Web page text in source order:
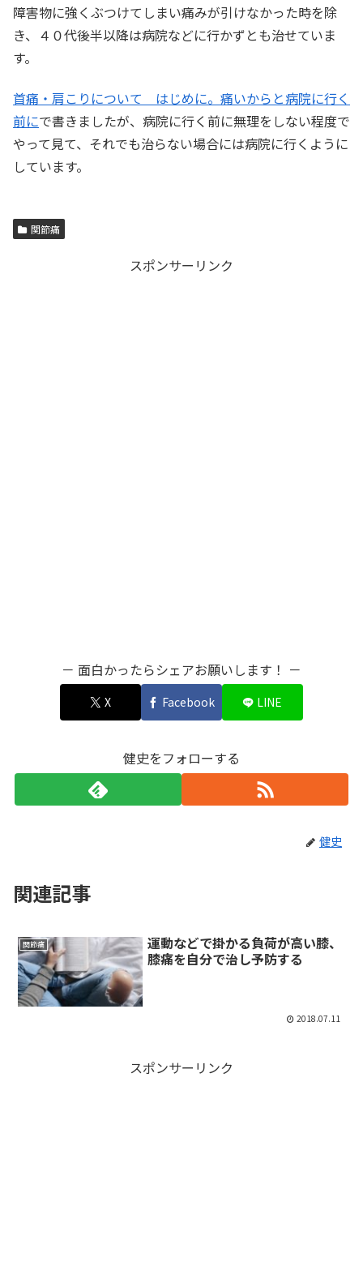
障害物に強くぶつけてしまい痛みが引けなかった時を除
き、４０代後半以降は病院などに行かずとも治せていま
す。
首痛・肩こりについて はじめに。痛いからと病院に行く
前にで書きましたが、病院に行く前に無理をしない程度で
やって見て、それでも治らない場合には病院に行くように
しています。
関節痛
スポンサーリンク
－ 面白かったらシェアお願いします！ －
X Facebook LINE
健史をフォローする
健史
関連記事
関節痛
運動などで掛かる負荷が高い膝、
膝痛を自分で治し予防する
2018.07.11
スポンサーリンク